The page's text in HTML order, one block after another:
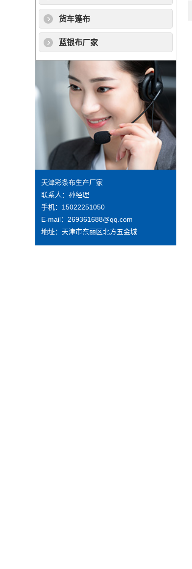
货车篷布
蓝银布厂家
天津彩条布生产厂家
联系人：孙经理
手机：15022251050
E-mail：269361688@qq.com
地址：天津市东丽区北方五金城